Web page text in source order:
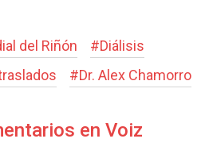
del Riñón #Diálisis
#Dr. Alex Chamorro
en Voiz